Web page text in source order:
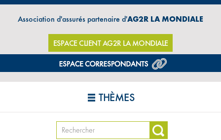
Association d'assurés partenaire d'AG2R LA MONDIALE
ESPACE CLIENT AG2R LA MONDIALE
THÈMES